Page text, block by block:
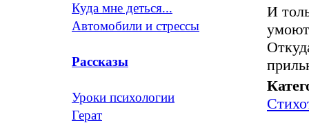
Куда мне деться...
Автомобили и стрессы
Рассказы
Уроки психологии
Герат
И